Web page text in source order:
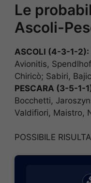
Le
Ascoli-
ASCOLI (4-3-1-2):
Avionitis,
Chiricò; Sabiri,
PESCARA (3-5-1-
Bocchetti,
Valdifiori, Maistro,
POSSIBILE